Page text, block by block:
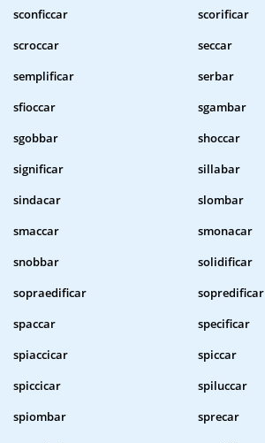
sconficcar
scorificar
scroccar
seccar
semplificar
serbar
sfioccar
sgambar
sgobbar
shoccar
significar
sillabar
sindacar
slombar
smaccar
smonacar
snobbar
solidificar
sopraedificar
sopredificar
spaccar
specificar
spiaccicar
spiccar
spiccicar
spiluccar
spiombar
sprecar